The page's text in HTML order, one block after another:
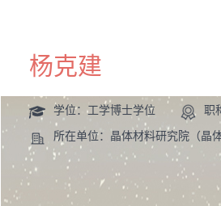
杨克建
学位：工学博士学位 职
所在单位：晶体材料研究院（晶